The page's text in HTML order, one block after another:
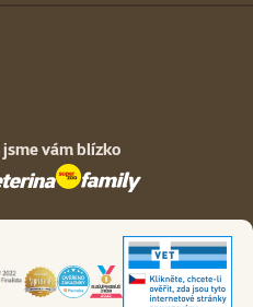
jsme vám blízko